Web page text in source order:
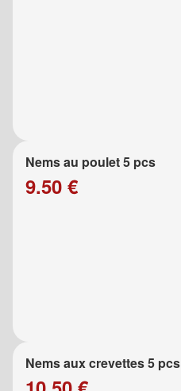
Nems au poulet 5 pcs
9.50 €
Nems aux crevettes 5 pcs